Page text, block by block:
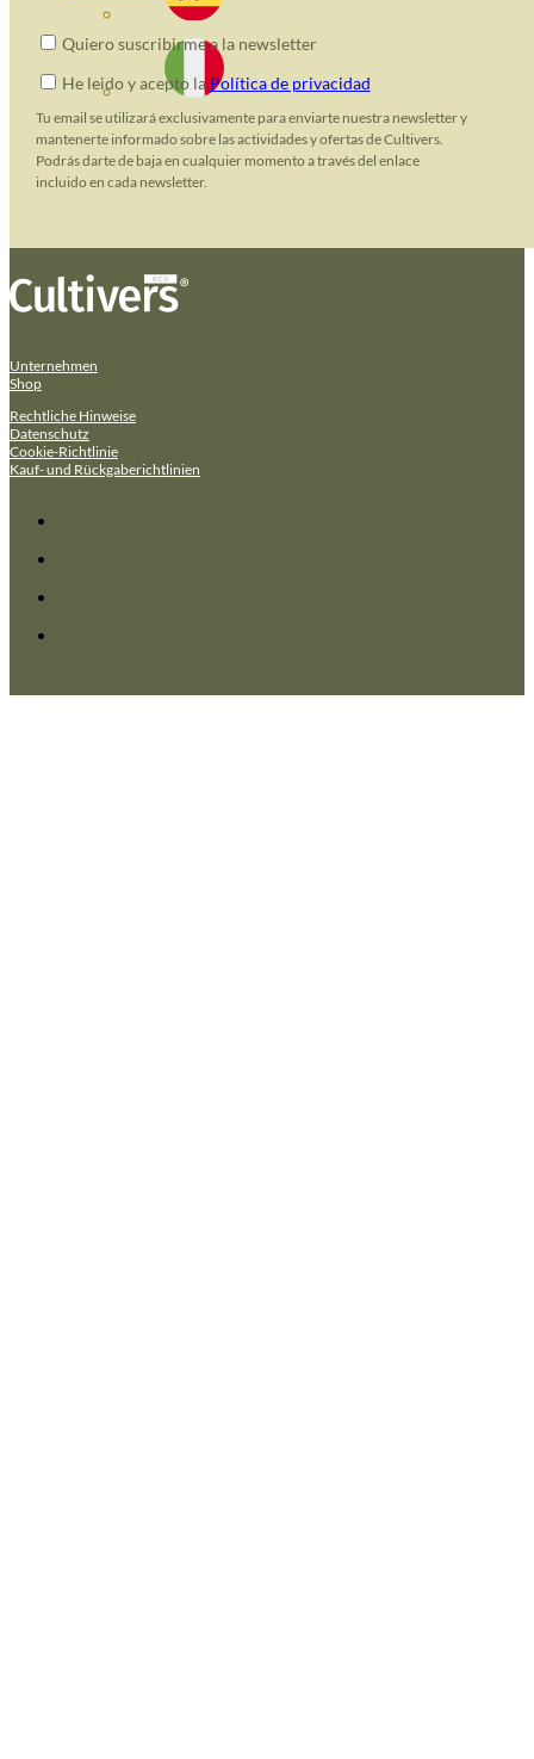
Quiero suscribirme a la newsletter
He leido y acepto la Política de privacidad
Tu email se utilizará exclusivamente para enviarte nuestra newsletter y
mantenerte informado sobre las actividades y ofertas de Cultivers.
Podrás darte de baja en cualquier momento a través del enlace
incluido en cada newsletter.
Unternehmen
Shop
Rechtliche Hinweise
Datenschutz
Cookie-Richtlinie
Kauf- und Rückgaberichtlinien